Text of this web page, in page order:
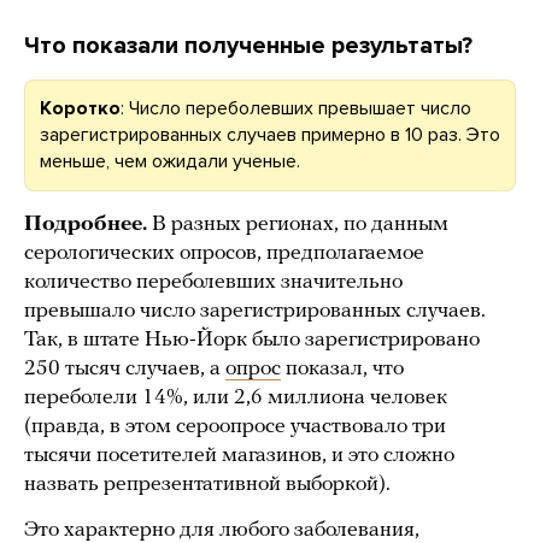
Что показали полученные результаты?
Коротко: Число переболевших превышает число
зарегистрированных случаев примерно в 10 раз. Это
меньше, чем ожидали ученые.
Подробнее. В разных регионах, по данным
серологических опросов, предполагаемое
количество переболевших значительно
превышало число зарегистрированных случаев.
Так, в штате Нью-Йорк было зарегистрировано
250 тысяч случаев, а опрос показал, что
переболели 14%, или 2,6 миллиона человек
(правда, в этом сероопросе участвовало три
тысячи посетителей магазинов, и это сложно
назвать репрезентативной выборкой).
Это характерно для любого заболевания,